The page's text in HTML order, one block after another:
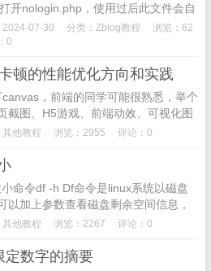
开nologin.php，使用过后此文件会自
载地址：https://update.zblogcn.com/
2024-07-30 分类： Zblog教程
浏览：62
0
顿的性能优化方向和实践
，前端的同学可能很熟悉，举个
截图、H5游戏、前端动效、可视化图
官方的定...
其他教程 浏览：2955 评论：0
命令df -h Df命令是linux系统以磁盘
以加上参数查看磁盘剩余空间信息，
其他教程 浏览：2267 评论：0
定数字的摘要